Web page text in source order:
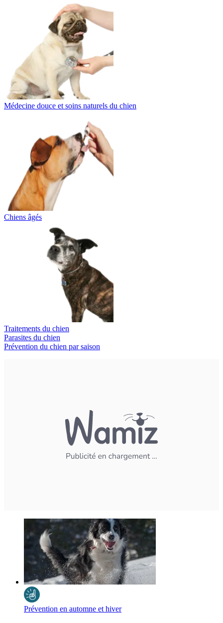
Médecine douce et soins naturels du chien
Chiens âgés
Traitements du chien
Parasites du chien
Prévention du chien par saison
Prévention en automne et hiver